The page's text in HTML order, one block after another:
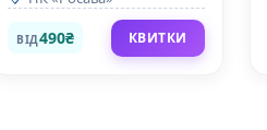
ВІД490₴ КВИТКИ